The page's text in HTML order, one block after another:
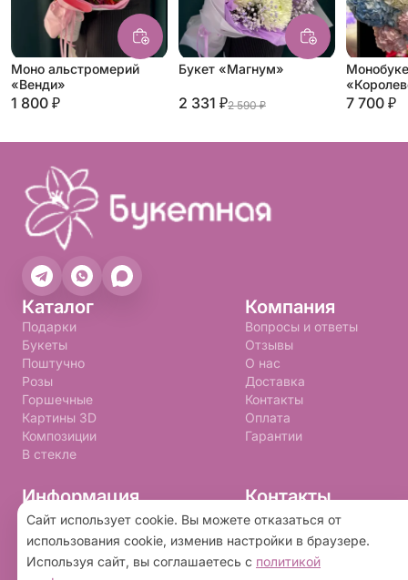
Моно альстромерий
«Венди»
1 800 ₽
Букет «Магнум»
2 331 ₽2 590 ₽ 7 700 ₽
Каталог
Подарки
Букеты
Поштучно
Розы
Горшечные
Картины 3D
Композиции
В стекле
Компания
Вопросы и ответы
Отзывы
О нас
Доставка
Контакты
Оплата
Гарантии
Информация
Правила программы лояльности
Политика конфиденциальности
Пользовательское соглашение
Контакты
+7 (992) 310-99-09
buketnay@bk.ru
Сайт использует cookie. Вы можете отказаться от
использования cookie, изменив настройки в браузере.
Используя сайт, вы соглашаетесь с политикой